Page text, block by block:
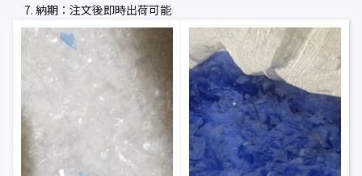
公式ブログ
会社案内
🇺🇸🇰🇷 🇹🇼🇻🇳
納期：注文後即時出荷可能